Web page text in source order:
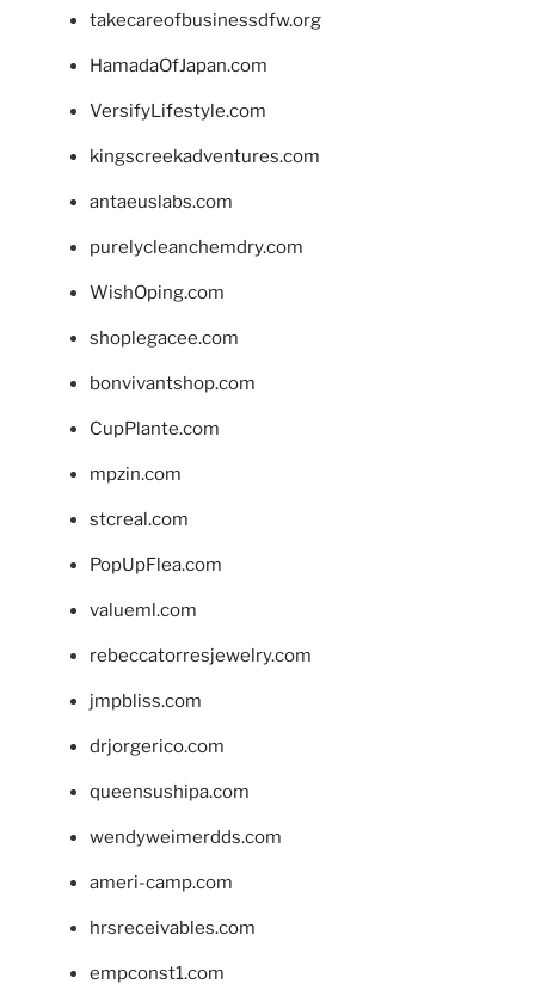
takecareofbusinessdfw.org
HamadaOfJapan.com
VersifyLifestyle.com
kingscreekadventures.com
antaeuslabs.com
purelycleanchemdry.com
WishOping.com
shoplegacee.com
bonvivantshop.com
CupPlante.com
mpzin.com
stcreal.com
PopUpFlea.com
valueml.com
rebeccatorresjewelry.com
jmpbliss.com
drjorgerico.com
queensushipa.com
wendyweimerdds.com
ameri-camp.com
hrsreceivables.com
empconst1.com